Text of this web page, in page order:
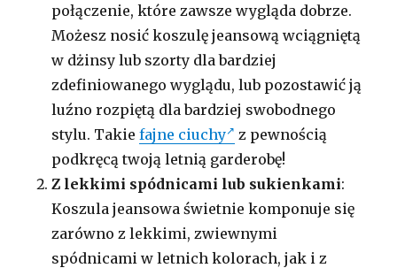
połączenie, które zawsze wygląda dobrze.
Możesz nosić koszulę jeansową wciągniętą
w dżinsy lub szorty dla bardziej
zdefiniowanego wyglądu, lub pozostawić ją
luźno rozpiętą dla bardziej swobodnego
stylu. Takiefajne ciuchy
z pewnością
podkręcą twoją letnią garderobę!
Z lekkimi spódnicami lub sukienkami:
Koszula jeansowa świetnie komponuje się
zarówno z lekkimi, zwiewnymi
spódnicami w letnich kolorach, jak i z